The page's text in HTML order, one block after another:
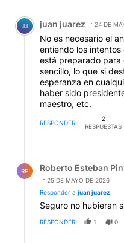
Comentario de juan
JJ juan juarez 24 DE
No es necesario el
entiendo los
está preparado para
sencillo, lo que si
esperanza en
haber sido
maestro, etc.
RESPONDER
2
RESPUESTAS
RE Roberto Esteban
25 DE MAYO DE 2026
Responder a juan juarez
Seguro no hubieran
RESPONDER 1 0